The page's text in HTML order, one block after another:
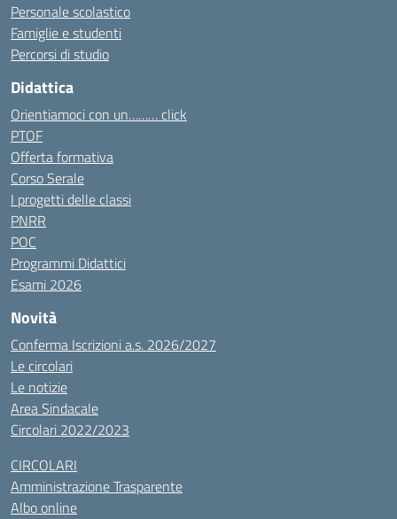
Personale scolastico
Famiglie e studenti
Percorsi di studio
Didattica
Orientiamoci con un……… click
PTOF
Offerta formativa
Corso Serale
I progetti delle classi
PNRR
POC
Programmi Didattici
Esami 2026
Novità
Conferma Iscrizioni a.s. 2026/2027
Le circolari
Le notizie
Area Sindacale
Circolari 2022/2023
CIRCOLARI
Amministrazione Trasparente
Albo online